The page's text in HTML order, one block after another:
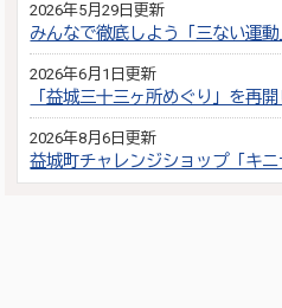
2026年5月29日更新
みんなで徹底しよう「三ない運動
2026年6月1日更新
「益城三十三ヶ所めぐり」を再
2026年8月6日更新
益城町チャレンジショップ「キ